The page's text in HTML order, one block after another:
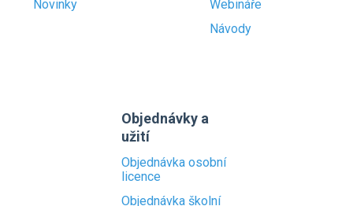
Novinky
Webináře
Návody
Objednávky a
užití
Objednávka osobní
licence
Objednávka školní